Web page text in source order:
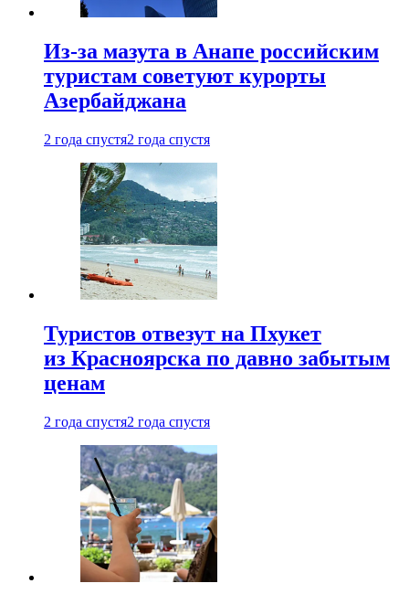
Из-за мазута в Анапе российским
туристам советуют курорты
Азербайджана
2 года спустя2 года спустя
Туристов отвезут на Пхукет
из Красноярска по давно забытым
ценам
2 года спустя2 года спустя